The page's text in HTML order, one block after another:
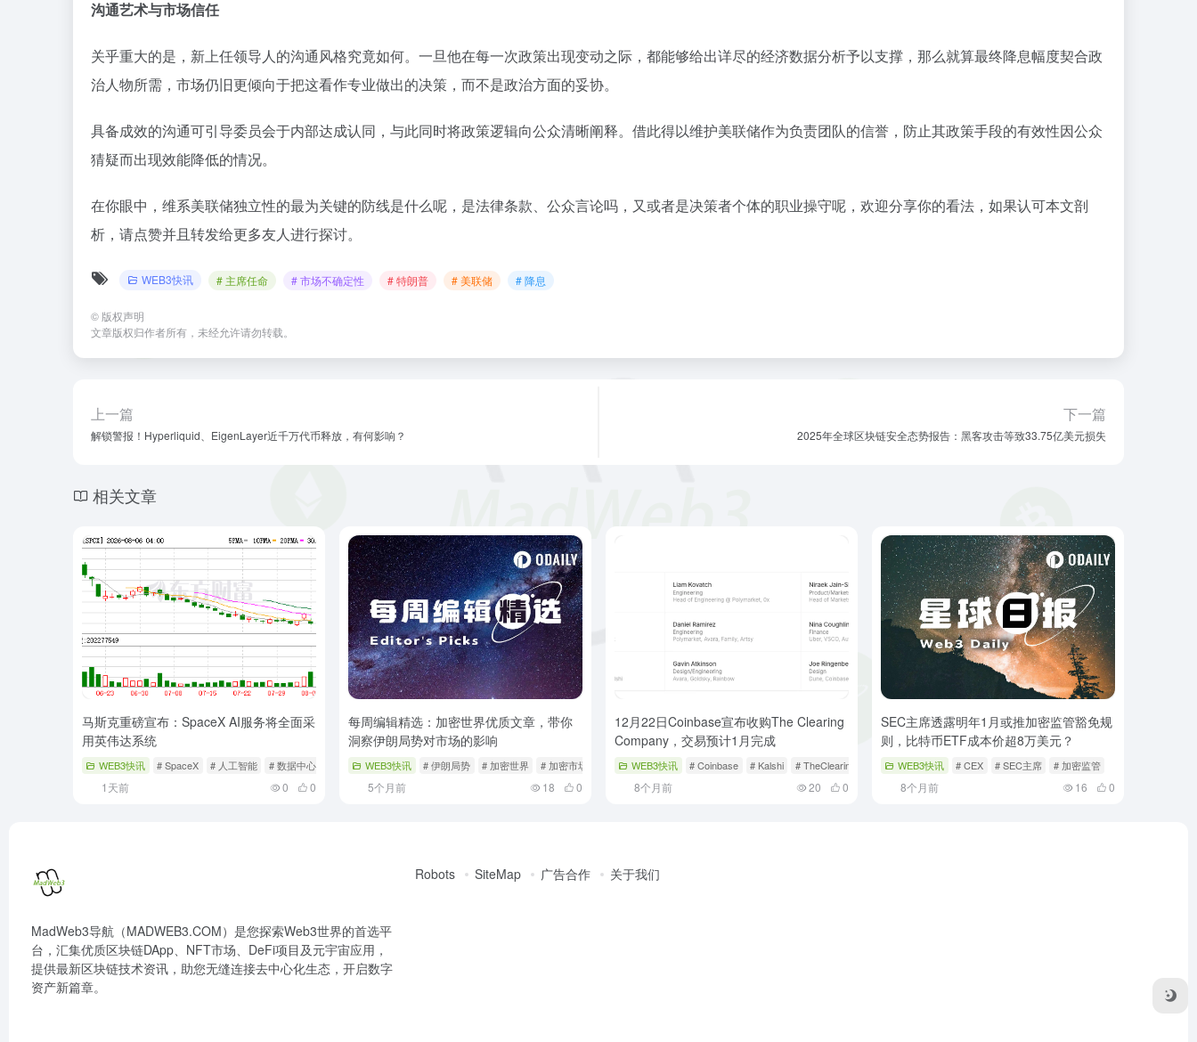
沟通艺术与市场信任
关乎重大的是，新上任领导人的沟通风格究竟如何。一旦他在每一次政策出现变动之际，都能够给出详尽的经济数据分析予以支撑，那么就算最终降息幅度契合政
治人物所需，市场仍旧更倾向于把这看作专业做出的决策，而不是政治方面的妥协。
具备成效的沟通可引导委员会于内部达成认同，与此同时将政策逻辑向公众清晰阐释。借此得以维护美联储作为负责团队的信誉，防止其政策手段的有效性因公众
猜疑而出现效能降低的情况。
在你眼中，维系美联储独立性的最为关键的防线是什么呢，是法律条款、公众言论吗，又或者是决策者个体的职业操守呢，欢迎分享你的看法，如果认可本文剖
析，请点赞并且转发给更多友人进行探讨。
WEB3快讯 # 主席任命 # 市场不确定性 # 特朗普 # 美联储 # 降息
© 版权声明
文章版权归作者所有，未经允许请勿转载。
上一篇
解锁警报！Hyperliquid、EigenLayer近千万代币释放，有何影响？
下一篇
2025年全球区块链安全态势报告：黑客攻击等致33.75亿美元损失
相关文章
马斯克重磅宣布：SpaceX AI服务将全面采
用英伟达系统
WEB3快讯 # SpaceX # 人工智能 # 数据中心
1天前 0 0
每周编辑精选：加密世界优质文章，带你
洞察伊朗局势对市场的影响
WEB3快讯 # 伊朗局势 # 加密世界 # 加密市场
5个月前 18 0
12月22日Coinbase宣布收购The Clearing
Company，交易预计1月完成
WEB3快讯 # Coinbase # Kalshi # TheClearingCompany
8个月前 20 0
SEC主席透露明年1月或推加密监管豁免规
则，比特币ETF成本价超8万美元？
WEB3快讯 # CEX # SEC主席 # 加密监管
8个月前 16 0
MadWeb3导航（MADWEB3.COM）是您探索Web3世界的首选平
台，汇集优质区块链DApp、NFT市场、DeFi项目及元宇宙应用，
提供最新区块链技术资讯，助您无缝连接去中心化生态，开启数字
资产新篇章。
Robots SiteMap 广告合作 关于我们